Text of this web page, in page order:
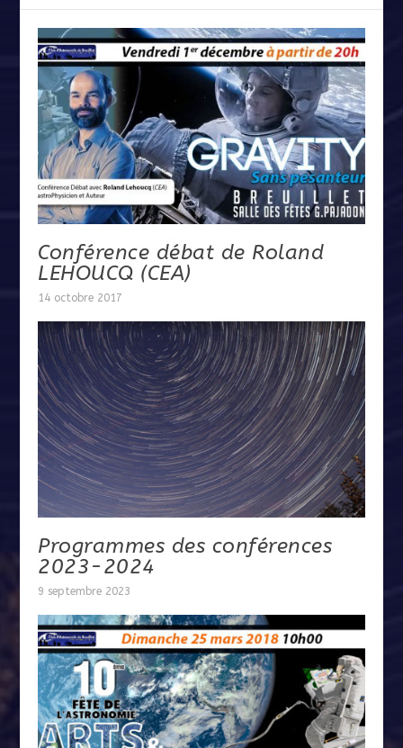
Conférence débat de Roland
LEHOUCQ (CEA)
14 octobre 2017
Programmes des conférences
2023-2024
9 septembre 2023